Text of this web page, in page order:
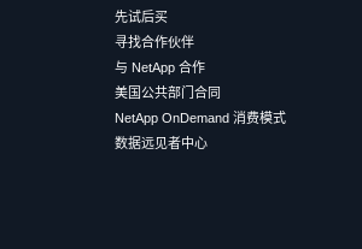
先试后买
寻找合作伙伴
与 NetApp 合作
美国公共部门合同
NetApp OnDemand 消费模式
数据远见者中心